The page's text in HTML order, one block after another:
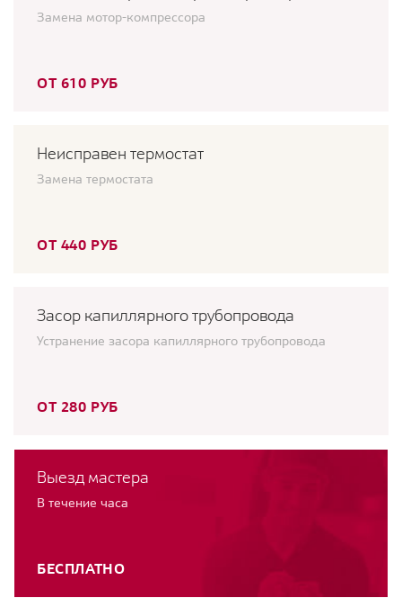
Замена мотор-компрессора
ОТ 610 РУБ
Неисправен термостат
Замена термостата
ОТ 440 РУБ
Засор капиллярного трубопровода
Устранение засора капиллярного трубопровода
ОТ 280 РУБ
Выезд мастера
В течение часа
БЕСПЛАТНО